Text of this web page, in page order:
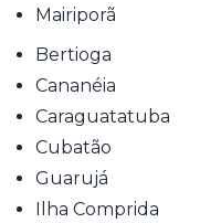
Mairiporã
Bertioga
Cananéia
Caraguatatuba
Cubatão
Guarujá
Ilha Comprida